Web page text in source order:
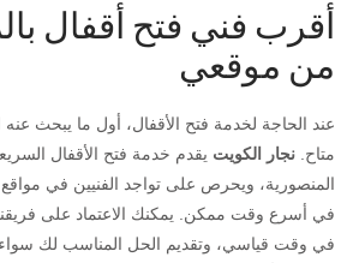
أقرب فني فتح أقفال
من موقعي
عند الحاجة لخدمة فتح الأقفال، أول ما يبحث
متاح. نجار الكويت يقدم خدمة فتح الأقفال
المنصورية، ويحرص على تواجد الفنيين في مواقع
في أسرع وقت ممكن. يمكنك الاعتماد على
في وقت قياسي، وتقديم الحل المناسب لك سواء